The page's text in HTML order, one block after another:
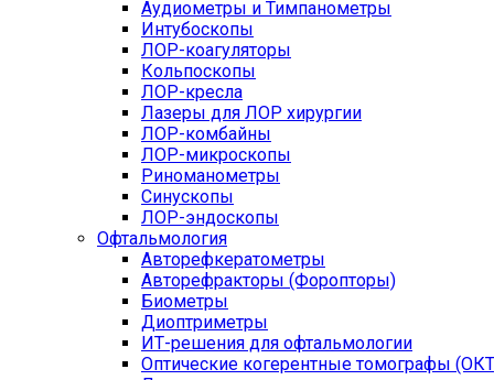
Аудиометры и Тимпанометры
Интубоскопы
ЛОР-коагуляторы
Кольпоскопы
ЛОР-кресла
Лазеры для ЛОР хирургии
ЛОР-комбайны
ЛОР-микроскопы
Риноманометры
Синускопы
ЛОР-эндоскопы
Офтальмология
Авторефкератометры
Авторефракторы (Форопторы)
Биометры
Диоптриметры
ИТ-решения для офтальмологии
Оптические когерентные томографы